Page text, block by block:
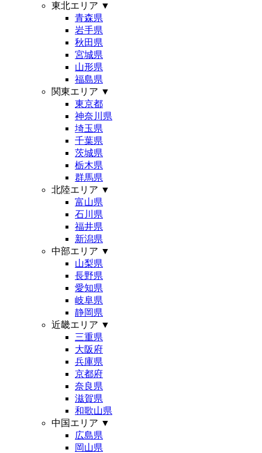
東北エリア ▼
青森県
岩手県
秋田県
宮城県
山形県
福島県
関東エリア ▼
東京都
神奈川県
埼玉県
千葉県
茨城県
栃木県
群馬県
北陸エリア ▼
富山県
石川県
福井県
新潟県
中部エリア ▼
山梨県
長野県
愛知県
岐阜県
静岡県
近畿エリア ▼
三重県
大阪府
兵庫県
京都府
奈良県
滋賀県
和歌山県
中国エリア ▼
広島県
岡山県